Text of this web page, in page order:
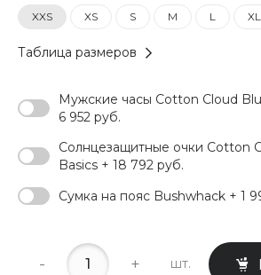
XXS
XS S M L XL
Таблица размеров
Мужские часы Cotton Cloud
6 952 руб.
Солнцезащитные очки Cotton
Basics + 18 792 руб.
Сумка на пояс Bushwhack + 1
- + шт.